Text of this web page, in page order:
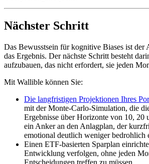
Nächster Schritt
Das Bewusstsein für kognitive Biases ist der
das Ergebnis. Der nächste Schritt besteht
aufzubauen, das nicht erfordert, sie jeden
Mit Wallible können Sie:
Die langfristigen Projektionen Ihres
mit der Monte-Carlo-Simulation, die
Ergebnisse über Horizonte von 10, 20
ein Anker an den Anlagplan, der
emotional deutlich weniger bedrohlich
Einen ETF-basierten Sparplan
Entwicklung verfolgen, ohne jeden
Entscheidungen treffen zu müssen